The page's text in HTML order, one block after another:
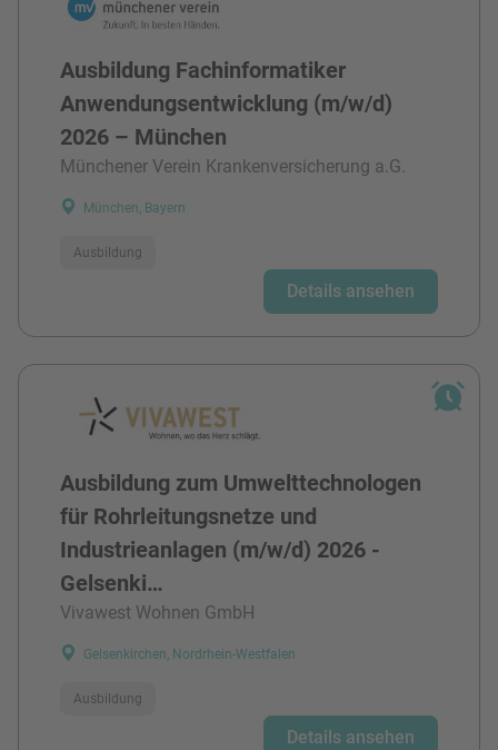
Ausbildung Fachinformatiker
Anwendungsentwicklung (m/w/d)
2026 – München
Münchener Verein Krankenversicherung a.G.
München, Bayern
Ausbildung
Details ansehen
Ausbildung zum Umwelttechnologen
für Rohrleitungsnetze und
Industrieanlagen (m/w/d) 2026 -
Gelsenki…
Vivawest Wohnen GmbH
Gelsenkirchen, Nordrhein-Westfalen
Ausbildung
Details ansehen